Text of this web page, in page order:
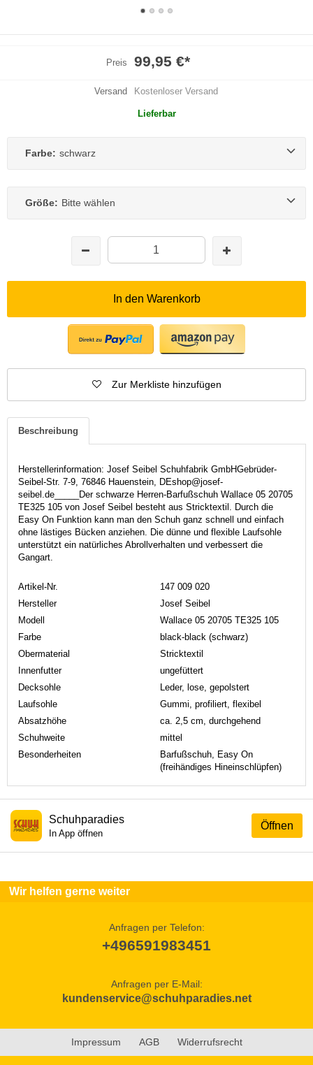
Preis 99,95 €*
Versand Kostenloser Versand
Lieferbar
Farbe: schwarz
Größe: Bitte wählen
In den Warenkorb
Zur Merkliste hinzufügen
Beschreibung
Herstellerinformation: Josef Seibel Schuhfabrik GmbHGebrüder-
Seibel-Str. 7-9, 76846 Hauenstein, DEshop@josef-
seibel.de_____Der schwarze Herren-Barfußschuh Wallace 05 20705
TE325 105 von Josef Seibel besteht aus Stricktextil. Durch die
Easy On Funktion kann man den Schuh ganz schnell und einfach
ohne lästiges Bücken anziehen. Die dünne und flexible Laufsohle
unterstützt ein natürliches Abrollverhalten und verbessert die
Gangart.
Artikel-Nr.
147 009 020
Hersteller
Josef Seibel
Modell
Wallace 05 20705 TE325 105
Farbe
black-black (schwarz)
Obermaterial
Stricktextil
Innenfutter
ungefüttert
Decksohle
Leder, lose, gepolstert
Laufsohle
Gummi, profiliert, flexibel
Absatzhöhe
ca. 2,5 cm, durchgehend
Schuhweite
mittel
Besonderheiten
Barfußschuh, Easy On
(freihändiges Hineinschlüpfen)
Öffnen
Schuhparadies
In App öffnen
Wir helfen gerne weiter
Anfragen per Telefon:
+496591983451
Anfragen per E-Mail:
kundenservice@schuhparadies.net
Impressum AGB Widerrufsrecht